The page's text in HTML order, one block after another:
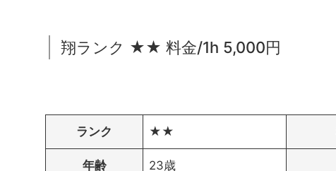
翔ランク ★★ 料金/1h 5,000円
ランク ★★
年齢 23歳